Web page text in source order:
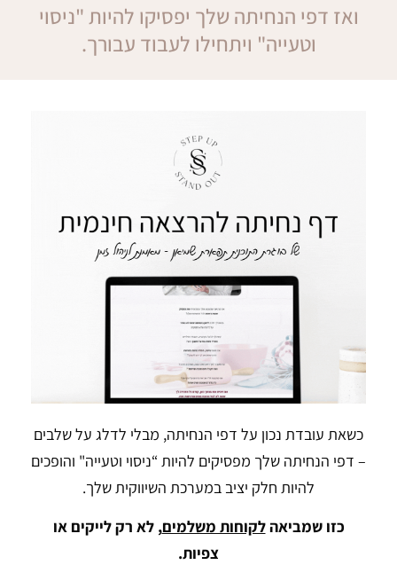
ואז דפי הנחיתה שלך יפסיקו להיות "ניסוי
וטעייה" ויתחילו לעבוד עבורך.
כשאת עובדת נכון על דפי הנחיתה, מבלי לדלג על שלבים
– דפי הנחיתה שלך מפסיקים להיות “ניסוי וטעייה" והופכים
להיות חלק יציב במערכת השיווקית שלך.
כזו שמביאהלקוחות משלמים, לא רק לייקים או
צפיות.